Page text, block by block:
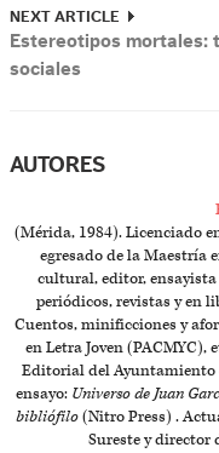
NEXT ARTICLE
Estereotipos mortales:
sociales
AUTORES
(Mérida, 1984). Licenciado
egresado de la Maestría
cultural, editor,
periódicos, revistas y en
Cuentos, minificciones y
en Letra Joven (PACMYC),
Editorial del Ayuntamiento
ensayo: Universo de Juan
bibliófilo(Nitro Press) .
Sureste y director